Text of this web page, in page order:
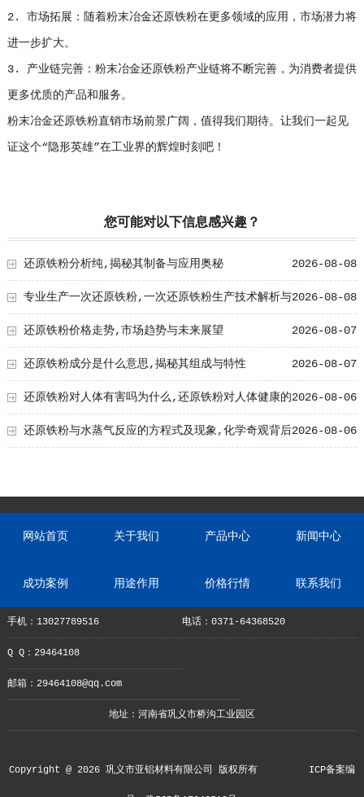
2. 市场拓展：随着粉末冶金还原铁粉在更多领域的应用，市场潜力将
进一步扩大。
3. 产业链完善：粉末冶金还原铁粉产业链将不断完善，为消费者提供
更多优质的产品和服务。
粉末冶金还原铁粉直销市场前景广阔，值得我们期待。让我们一起见
证这个“隐形英雄”在工业界的辉煌时刻吧！
您可能对以下信息感兴趣？
2026-08-08
还原铁粉分析纯,揭秘其制备与应用奥秘
2026-08-08
专业生产一次还原铁粉,一次还原铁粉生产技术解析与
工艺创新 2026-08-07
还原铁粉价格走势,市场趋势与未来展望
2026-08-07
还原铁粉成分是什么意思,揭秘其组成与特性
2026-08-06
还原铁粉对人体有害吗为什么,还原铁粉对人体健康的
影响及原因解析 2026-08-06
还原铁粉与水蒸气反应的方程式及现象,化学奇观背后
网站首页 关于我们 产品中心 新闻中心
成功案例 用途作用 价格行情 联系我们
手机：13027789516 电话：0371-64368520
Q Q：29464108
邮箱：29464108@qq.com
地址：河南省巩义市桥沟工业园区
Copyright @ 2026 巩义市亚铝材料有限公司 版权所有 ICP备案编